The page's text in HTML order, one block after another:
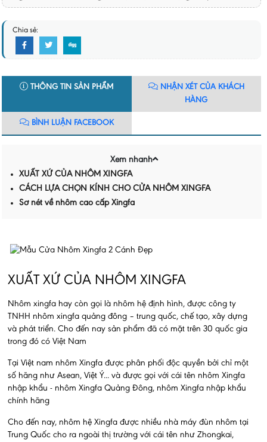
Chia sẻ:
THÔNG TIN SẢN PHẨM
NHẬN XÉT CỦA KHÁCH
HÀNG
BÌNH LUẬN FACEBOOK
Xem nhanh
XUẤT XỨ CỦA NHÔM XINGFA
CÁCH LỰA CHỌN KÍNH CHO CỬA NHÔM XINGFA
Sơ nét về nhôm cao cấp Xingfa
XUẤT XỨ CỦA NHÔM XINGFA
Nhôm xingfa hay còn gọi là nhôm hệ định hình, được công ty
TNHH nhôm xingfa quảng đông – trung quốc, chế tạo, xây dựng
và phát triển. Cho đến nay sản phẩm đã có mặt trên 30 quốc gia
trong đó có Việt Nam
Tại Việt nam nhôm Xingfa được phân phối độc quyền bởi chỉ một
số hãng như Asean, Việt Ý... và được gọi với cái tên nhôm Xingfa
nhập khẩu - nhôm Xingfa Quảng Đông, nhôm Xingfa nhập khẩu
chính hãng
Cho đến nay, nhôm hệ Xingfa được nhiều nhà máy đùn nhôm tại
Trung Quốc cho ra ngoài thị trường với cái tên như Zhongkai,